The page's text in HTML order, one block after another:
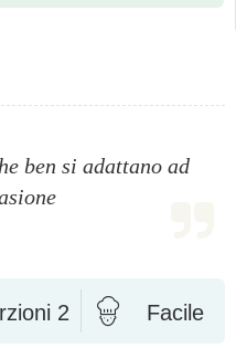
ben si adattano ad
2 Facile